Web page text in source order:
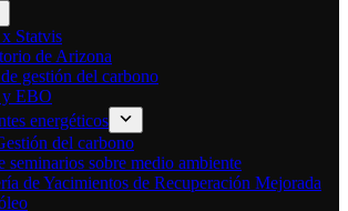
Statvis
de Arizona
gestión del carbono
EBO
energéticos
del carbono
seminarios sobre medio ambiente
de Yacimientos de Recuperación Mejorada